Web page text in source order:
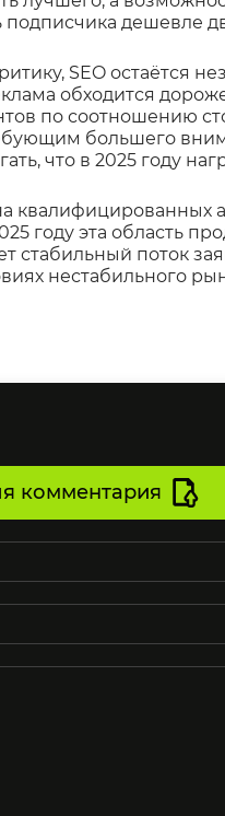
дешевле
SEO остаётся
обходится
по соотношению
большего
что в 2025 году
квалифицированных
году эта область
стабильный поток
нестабильного
комментария